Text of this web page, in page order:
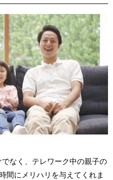
でなく、テレワーク中の親子の
間にメリハリを与えてくれま